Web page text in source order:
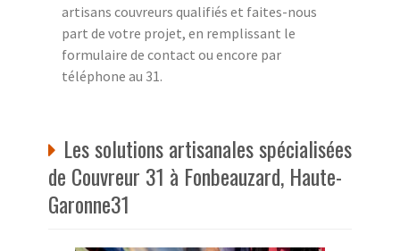
artisans couvreurs qualifiés et faites-nous
part de votre projet, en remplissant le
formulaire de contact ou encore par
téléphone au 31.
Les solutions artisanales spécialisées
de Couvreur 31 à Fonbeauzard, Haute-
Garonne31